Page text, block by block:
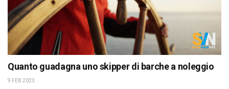
Quanto guadagna uno skipper di barche a noleggio
9 FEB 2023